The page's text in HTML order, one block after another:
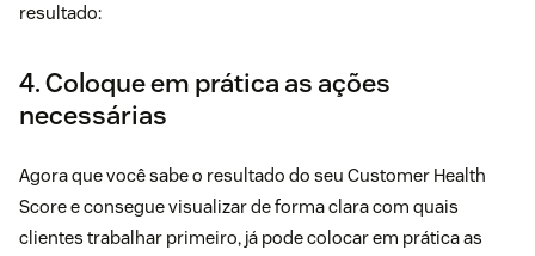
resultado:
4. Coloque em prática as ações
necessárias
Agora que você sabe o resultado do seu Customer Health
Score e consegue visualizar de forma clara com quais
clientes trabalhar primeiro, já pode colocar em prática as